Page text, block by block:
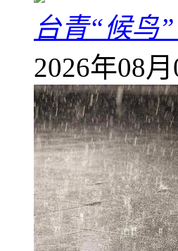
台青“候鸟
2026年08